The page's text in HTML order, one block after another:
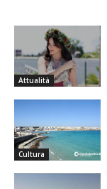
Attualità
Cultura